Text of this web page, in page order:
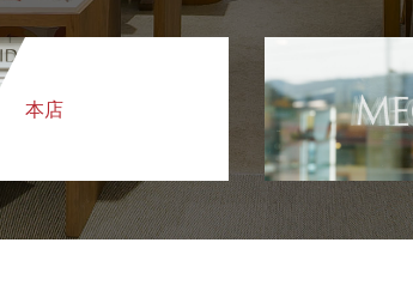
本店